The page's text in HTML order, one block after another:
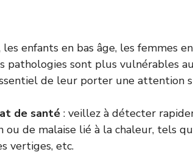
les enfants en bas âge, les femmes
pathologies sont plus vulnérables
de leur porter une attention
de santé : veillez à détecter
ou de malaise lié à la chaleur, tels
vertiges, etc.